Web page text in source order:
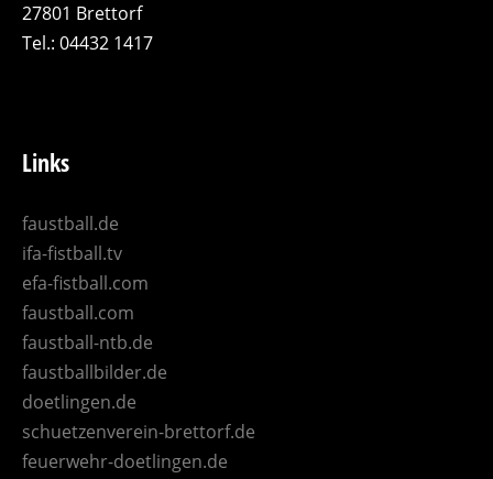
27801 Brettorf
Tel.: 04432 1417
Links
faustball.de
ifa-fistball.tv
efa-fistball.com
faustball.com
faustball-ntb.de
faustballbilder.de
doetlingen.de
schuetzenverein-brettorf.de
feuerwehr-doetlingen.de